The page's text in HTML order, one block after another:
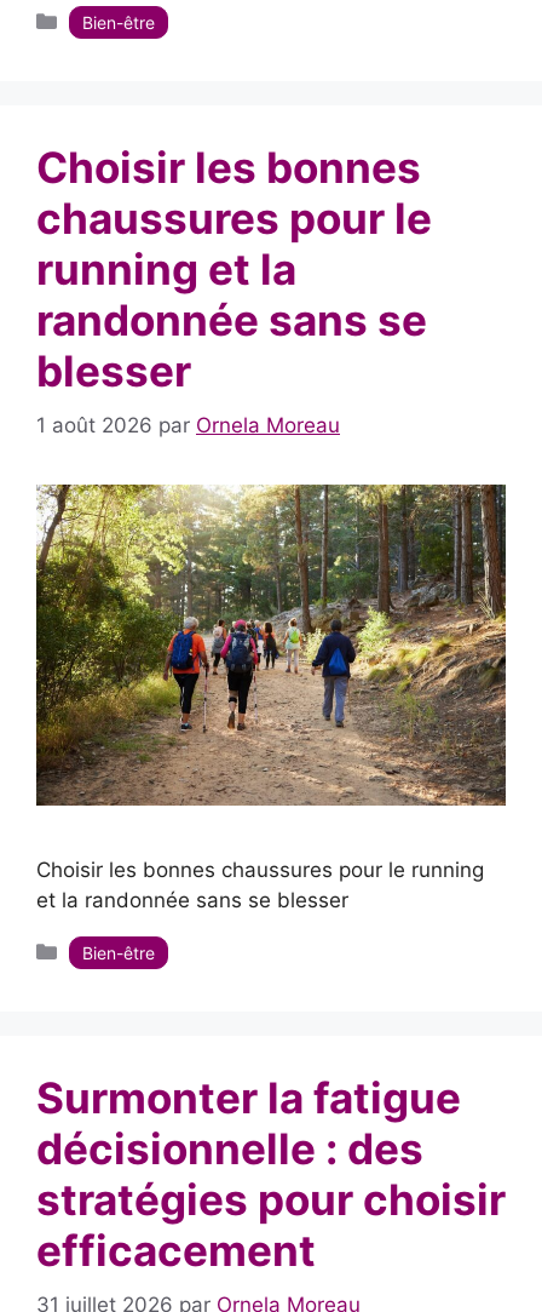
Catégories
Bien-être
Choisir les bonnes
chaussures pour le
running et la
randonnée sans se
blesser
1 août 2026 par Ornela Moreau
Choisir les bonnes chaussures pour le running
et la randonnée sans se blesser
Catégories
Bien-être
Surmonter la fatigue
décisionnelle : des
stratégies pour choisir
efficacement
31 juillet 2026 par Ornela Moreau